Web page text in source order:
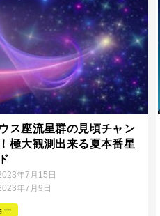
ス座流星群の見頃チャン
極大観測出来る夏本番星
年7月15日
年7月9日
ー